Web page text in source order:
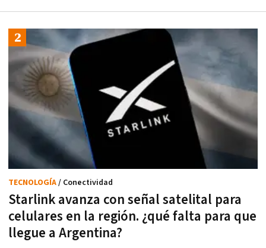
Starlink avanza con señal satelital para
celulares en la región. ¿qué falta para que
llegue a Argentina?
TECNOLOGÍA/ Conectividad